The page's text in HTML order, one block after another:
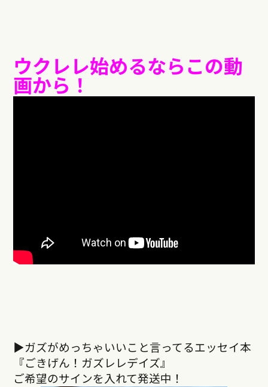
ウクレレ始めるならこの動
画から！
▶︎ガズがめっちゃいいこと言ってるエッセイ本
『ごきげん！ガズレレデイズ』
ご希望のサインを入れて発送中！